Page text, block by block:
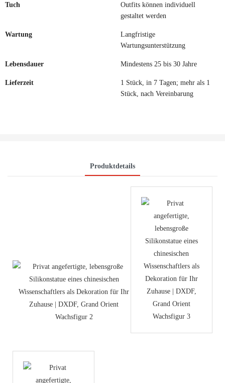
Tuch
Outfits können individuell
gestaltet werden
Wartung
Langfristige
Wartungsunterstützung
Lebensdauer Mindestens 25 bis 30 Jahre
Lieferzeit
1 Stück, in 7 Tagen; mehr als 1
Stück, nach Vereinbarung
Produktdetails